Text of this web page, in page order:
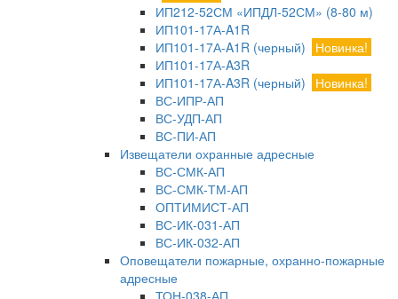
ИП212-52СМ «ИПДЛ-52СМ» (8-80 м)
ИП101-17А-A1R
ИП101-17А-A1R (черный)
Новинка!
ИП101-17А-A3R
ИП101-17А-A3R (черный)
Новинка!
ВС-ИПР-АП
ВС-УДП-АП
ВС-ПИ-АП
Извещатели охранные адресные
ВС-СМК-АП
ВС-СМК-ТМ-АП
ОПТИМИСТ-АП
ВС-ИК-031-АП
ВС-ИК-032-АП
Оповещатели пожарные, охранно-пожарные
адресные
ТОН-038-АП